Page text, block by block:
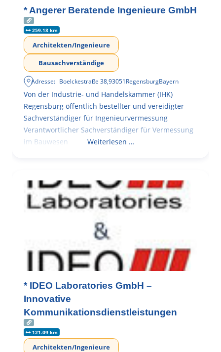
* Angerer Beratende Ingenieure GmbH
259.18 km
Architekten/Ingenieure
Bausachverständige
Adresse: Boelckestraße 38,93051RegensburgBayern
Von der Industrie- und Handelskammer (IHK)
Regensburg öffentlich bestellter und vereidigter
Sachverständiger für Ingenieurvermessung
Verantwortlicher Sachverständiger für Vermessung
im Bauwesen
Weiterlesen …
* IDEO Laboratories GmbH –
Innovative
Kommunikationsdienstleistungen
121.09 km
Architekten/Ingenieure